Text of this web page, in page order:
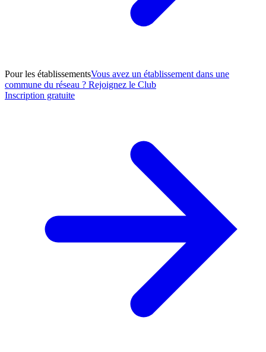
Pour les établissementsVous avez un établissement dans une
commune du réseau ? Rejoignez le Club
Inscription gratuite